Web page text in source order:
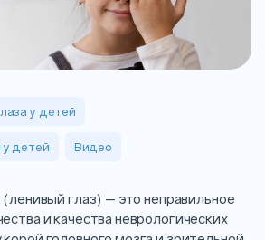
у детей
детей Видео
глаз) — это неправильное
и качества неврологических